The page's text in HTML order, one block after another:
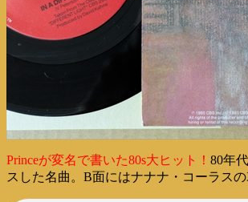
Princeが変名で書いた80s大ヒット！ 80年
スした名曲。B面にはナナナ・コーラス